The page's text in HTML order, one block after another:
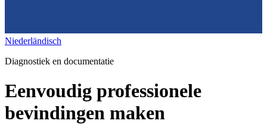
Niederländisch
Diagnostiek en documentatie
Eenvoudig professionele
bevindingen maken